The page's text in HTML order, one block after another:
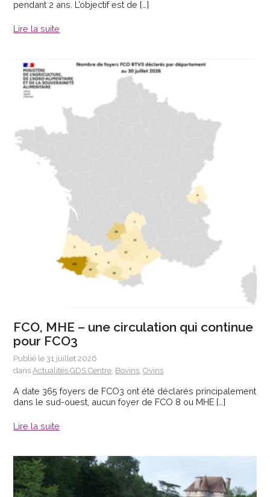
pendant 2 ans. L’objectif est de […]
Lire la suite
FCO, MHE – une circulation qui continue
pour FCO3
Publié le 31 juillet 2026
dans Actualités GDS Centre Bovins ,Ovins
A date 365 foyers de FCO3 ont été déclarés principalement
dans le sud-ouest, aucun foyer de FCO 8 ou MHE […]
Lire la suite